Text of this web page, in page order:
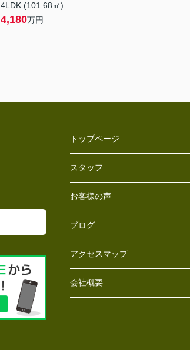
4LDK (101.68㎡)
4,180万円
トップページ
スタッフ
お客様の声
ブログ
アクセスマップ
会社概要